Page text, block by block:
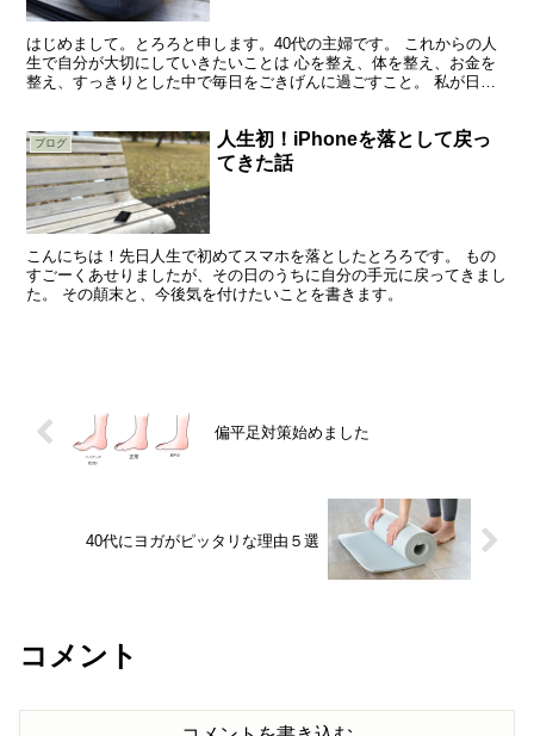
はじめまして。とろろと申します。40代の主婦です。 これからの人
生で自分が大切にしていきたいことは 心を整え、体を整え、お金を
整え、すっきりとした中で毎日をごきげんに過ごすこと。 私が日々
ブログ
人生初！iPhoneを落として戻っ
てきた話
こんにちは！先日人生で初めてスマホを落としたとろろです。 もの
すごーくあせりましたが、その日のうちに自分の手元に戻ってきまし
た。 その顛末と、今後気を付けたいことを書きます。
偏平足対策始めました
40代にヨガがピッタリな理由５選
コメント